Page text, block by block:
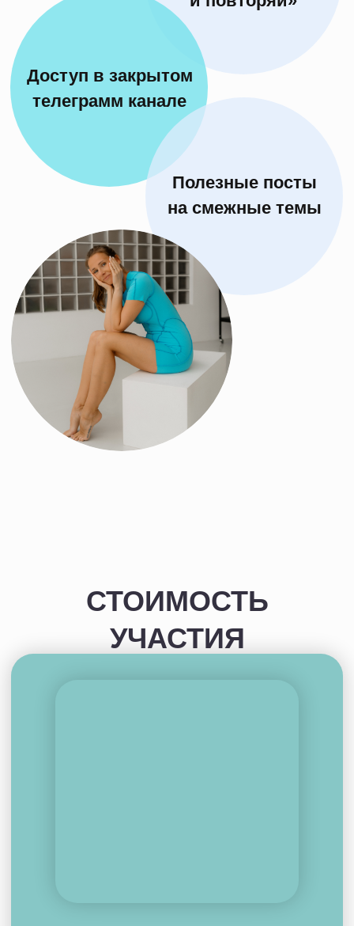
Данный интенсив закончился.
Буду ждать вас на своих
следующих интенсивах!
Чтобы не пропустить старт,
по ссылке в моего бота